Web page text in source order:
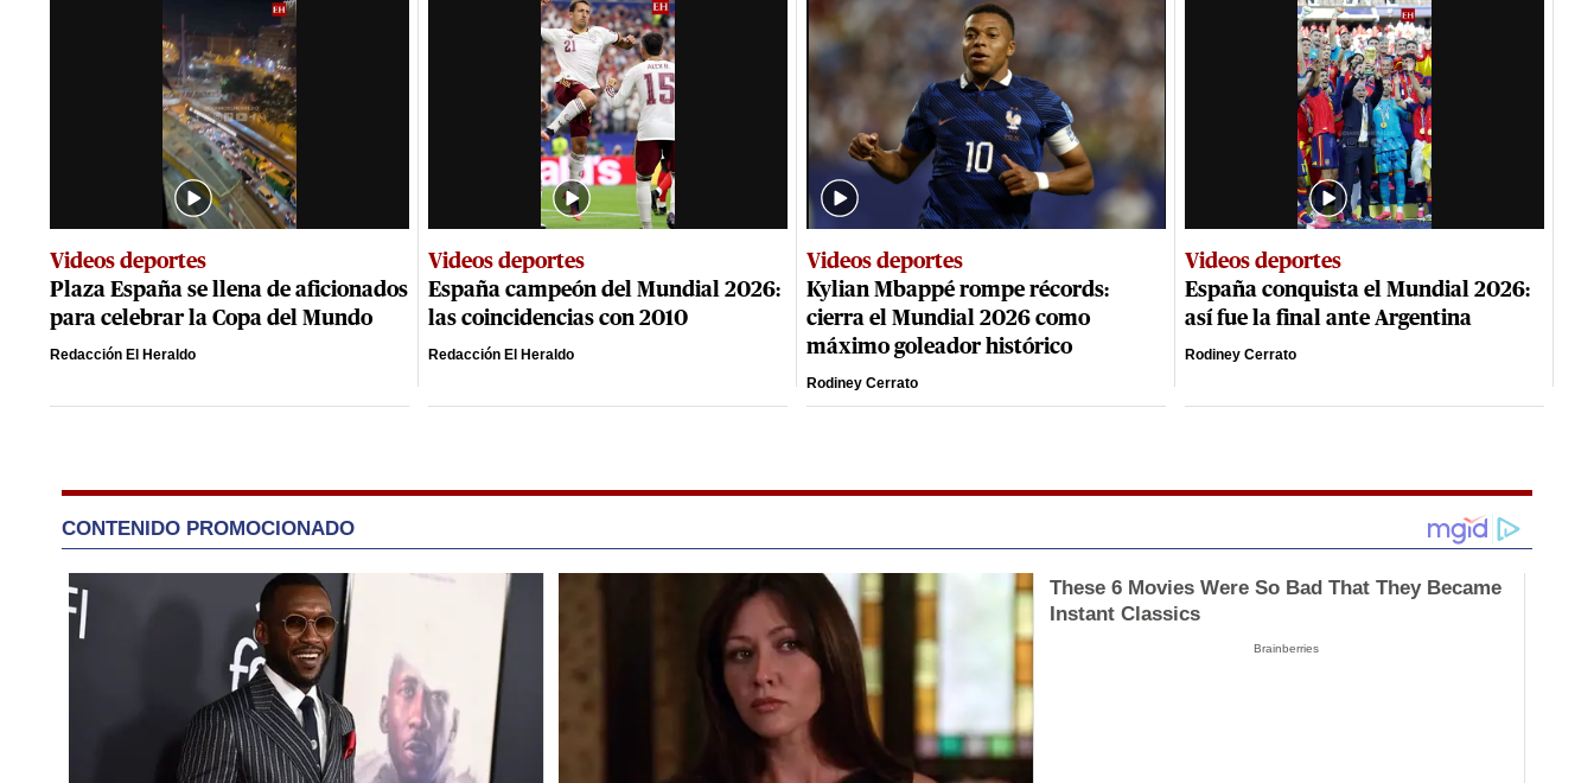
Videos deportes
Plaza España se llena de aficionados
para celebrar la Copa del Mundo
Redacción El Heraldo
Videos deportes
España campeón del Mundial 2026:
las coincidencias con 2010
Redacción El Heraldo
Videos deportes
Kylian Mbappé rompe récords:
cierra el Mundial 2026 como
máximo goleador histórico
Rodiney Cerrato
Videos deportes
España conquista el Mundial 2026:
así fue la final ante Argentina
Rodiney Cerrato
CONTENIDO PROMOCIONADO
These 6 Movies Were So Bad That They Became
Instant Classics
Brainberries